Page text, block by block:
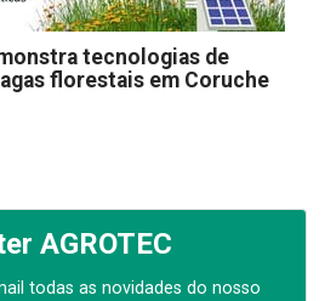
tecnologias de
florestais em Coruche
AGROTEC
todas as novidades do nosso